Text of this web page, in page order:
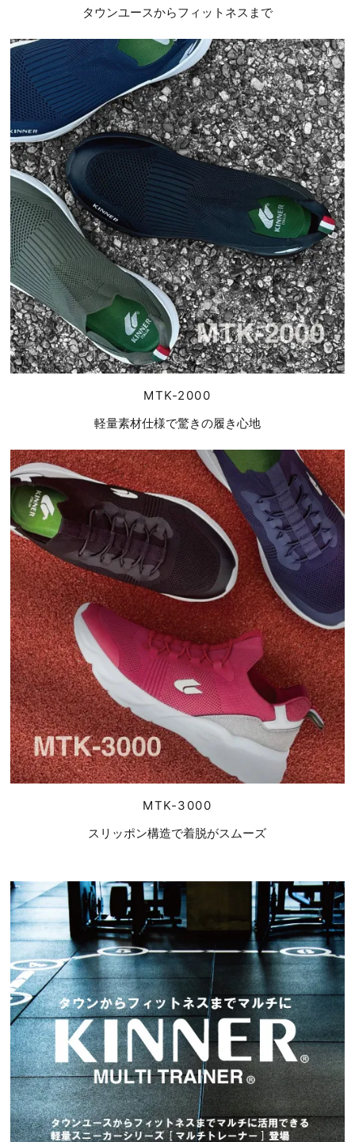
タウンユースからフィットネスまで
MTK-2000
軽量素材仕様で驚きの履き心地
MTK-3000
スリッポン構造で着脱がスムーズ